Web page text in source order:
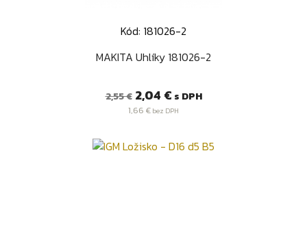
Kód: 181026-2
MAKITA Uhlíky 181026-2
Bežná
cena
2,55 € Cena
2,04 € s DPH
1,66 € bez DPH